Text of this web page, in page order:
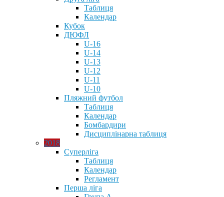
Таблиця
Календар
Кубок
ДЮФЛ
U-16
U-14
U-13
U-12
U-11
U-10
Пляжний футбол
Таблиця
Календар
Бомбардири
Дисциплінарна таблиця
2018
Суперліга
Таблиця
Календар
Регламент
Перша ліга